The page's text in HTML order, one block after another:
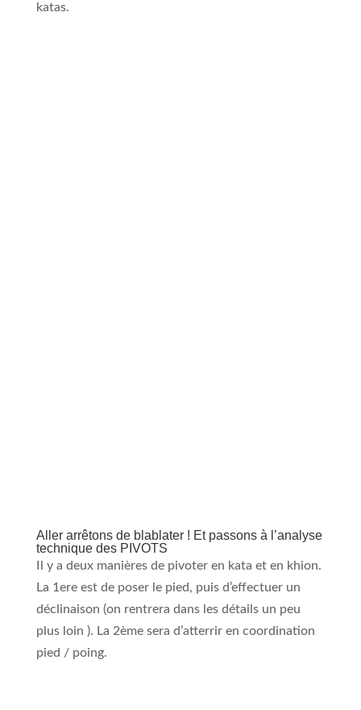
katas.
Aller arrêtons de blablater ! Et passons à l’analyse
technique des PIVOTS
Il y a deux manières de pivoter en kata et en khion.
La 1ere est de poser le pied, puis d’effectuer un
déclinaison (on rentrera dans les détails un peu
plus loin ). La 2ème sera d’atterrir en coordination
pied / poing.